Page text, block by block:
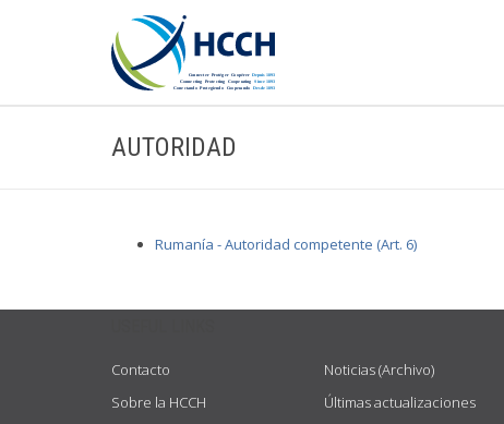
AUTORIDAD
Rumanía - Autoridad competente (Art. 6)
Contacto
Sobre la HCCH
Noticias (Archivo)
Últimas actualizaciones